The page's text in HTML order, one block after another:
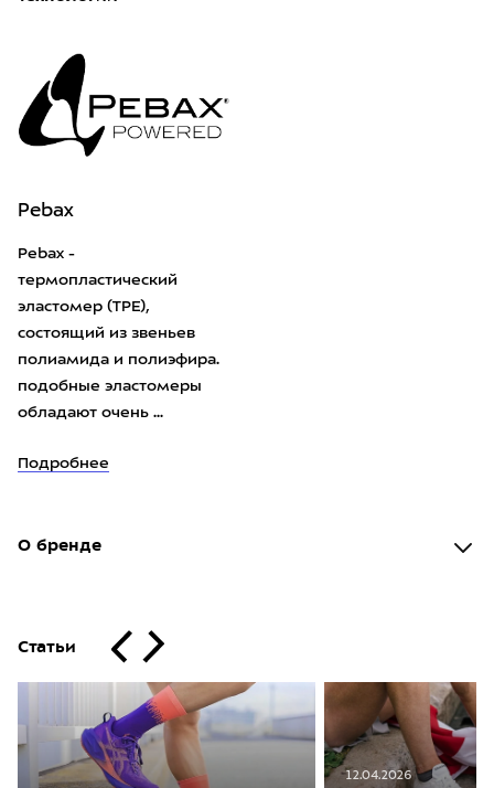
Pebax
Pebax -
термопластический
эластомер (TPE),
состоящий из звеньев
полиамида и полиэфира.
подобные эластомеры
обладают очень ...
Подробнее
О бренде
Статьи
12.04.2026